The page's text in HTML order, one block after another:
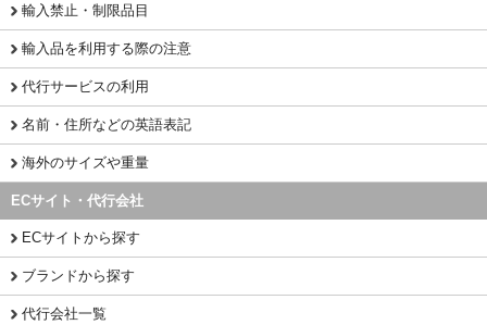
輸入禁止・制限品目
輸入品を利用する際の注意
代行サービスの利用
名前・住所などの英語表記
海外のサイズや重量
ECサイト・代行会社
ECサイトから探す
ブランドから探す
代行会社一覧